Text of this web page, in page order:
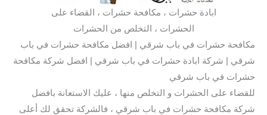
ابادة حشرات ، مكافحة حشرات ، القضاء على
الحشرات ، التخلص من الحشرات
مكافحة حشرات في باب شرقي | افضل مكافحة حشرات في باب
شرقي | شركة ابادة حشرات في باب شرقي | افضل شركة مكافحة
حشرات في باب شرقي
للقضاء على الحشرات و التخلص منها ، عليك الاستعانة بافضل
شركة مكافحة حشرات في باب شرقي ، فالشركة تحقق لك أعلى